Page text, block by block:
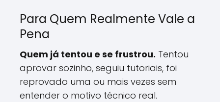
Para Quem Realmente Vale a
Pena
Quem já tentou e se frustrou. Tentou
aprovar sozinho, seguiu tutoriais, foi
reprovado uma ou mais vezes sem
entender o motivo técnico real.